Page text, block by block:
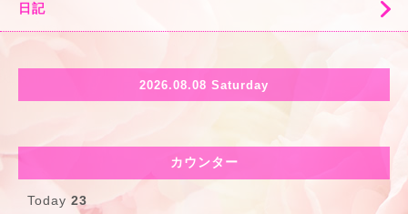
日記
2026.08.08 Saturday
カウンター
Today 23